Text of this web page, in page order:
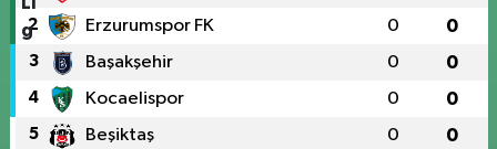
2 Erzurumspor FK 0 0
3 Başakşehir 0 0
4 Kocaelispor 0 0
5 Beşiktaş 0 0